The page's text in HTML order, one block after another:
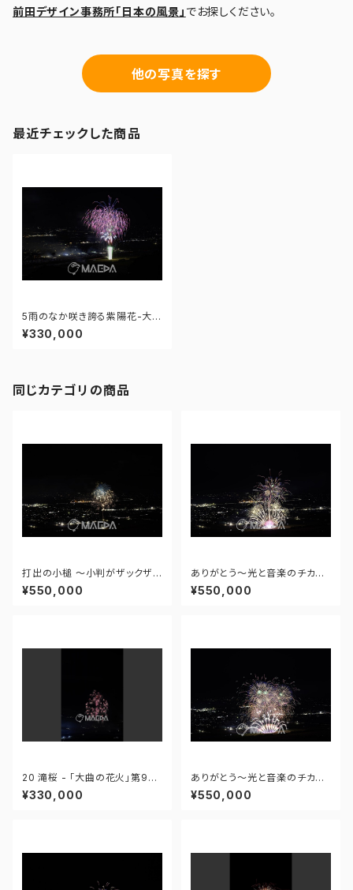
前田デザイン事務所「日本の風景」 でお探しください。
他の写真を探す
最近チェックした商品
5雨のなか咲き誇る紫陽花-大曲
の花火 第97回全国花火競技大
会 - 176671210618833
¥330,000
同じカテゴリの商品
打出の小槌 ～小判がザックザク
～ - 大曲の花火―春の章―「新
作花火コレクション2024 世界
¥550,000
ありがとう～光と音楽のチカラ
～ - 大曲の花火―春の章―「新
作花火コレクション2024 世界
¥550,000
20 滝桜 - 「大曲の花火」第96
回全国花火競技大会 - 172558
419995110
¥330,000
ありがとう～光と音楽のチカラ
～ - 大曲の花火―春の章―「新
作花火コレクション2024 世界
¥550,000